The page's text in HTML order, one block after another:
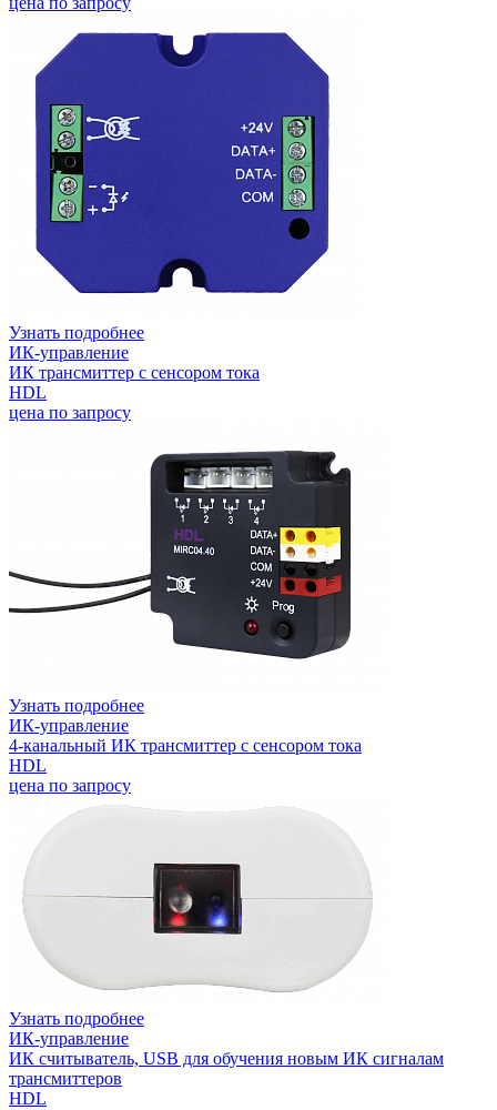
Узнать подробнее
ИК-управление
ИК трансмиттер с сенсором тока
HDL
цена по запросу
Узнать подробнее
ИК-управление
4-канальный ИК трансмиттер с сенсором тока
HDL
цена по запросу
Узнать подробнее
ИК-управление
ИК считыватель, USB для обучения новым ИК сигналам
трансмиттеров
HDL